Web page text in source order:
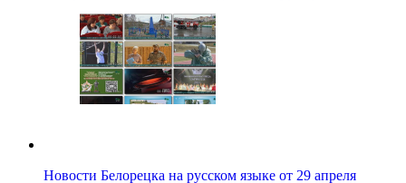
Новости Белорецка на русском языке от 29 апреля